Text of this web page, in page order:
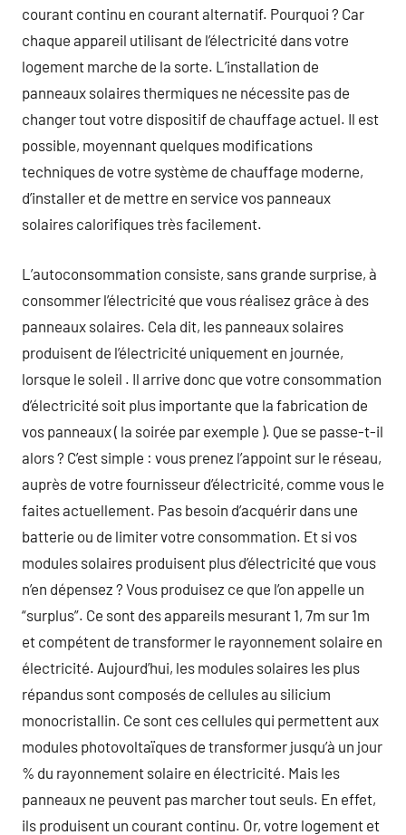
courant continu en courant alternatif. Pourquoi ? Car
chaque appareil utilisant de l’électricité dans votre
logement marche de la sorte. L’installation de
panneaux solaires thermiques ne nécessite pas de
changer tout votre dispositif de chauffage actuel. Il est
possible, moyennant quelques modifications
techniques de votre système de chauffage moderne,
d’installer et de mettre en service vos panneaux
solaires calorifiques très facilement.
L’autoconsommation consiste, sans grande surprise, à
consommer l’électricité que vous réalisez grâce à des
panneaux solaires. Cela dit, les panneaux solaires
produisent de l’électricité uniquement en journée,
lorsque le soleil . Il arrive donc que votre consommation
d’électricité soit plus importante que la fabrication de
vos panneaux ( la soirée par exemple ). Que se passe-t-il
alors ? C’est simple : vous prenez l’appoint sur le réseau,
auprès de votre fournisseur d’électricité, comme vous le
faites actuellement. Pas besoin d’acquérir dans une
batterie ou de limiter votre consommation. Et si vos
modules solaires produisent plus d’électricité que vous
n’en dépensez ? Vous produisez ce que l’on appelle un
“surplus”. Ce sont des appareils mesurant 1, 7m sur 1m
et compétent de transformer le rayonnement solaire en
électricité. Aujourd’hui, les modules solaires les plus
répandus sont composés de cellules au silicium
monocristallin. Ce sont ces cellules qui permettent aux
modules photovoltaïques de transformer jusqu’à un jour
% du rayonnement solaire en électricité. Mais les
panneaux ne peuvent pas marcher tout seuls. En effet,
ils produisent un courant continu. Or, votre logement et